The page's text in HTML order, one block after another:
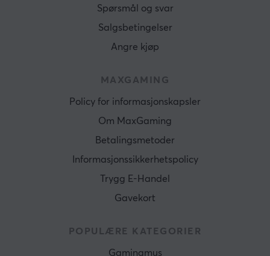
Spørsmål og svar
Salgsbetingelser
Angre kjøp
MAXGAMING
Policy for informasjonskapsler
Om MaxGaming
Betalingsmetoder
Informasjonssikkerhetspolicy
Trygg E-Handel
Gavekort
POPULÆRE KATEGORIER
Gamingmus